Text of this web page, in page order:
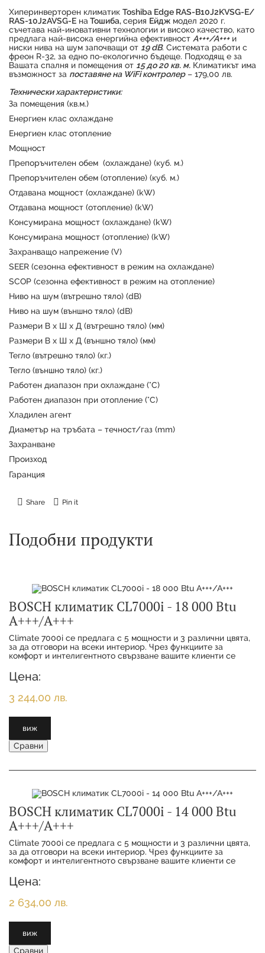
Продуктът е успешно добавен в количката
Хиперинверторен климатик Toshiba Edge RAS-B10J2KVSG-E/
RAS-10J2AVSG-E на Тошиба,серия Ейдж модел 2020 г.
съчетава най-иновативни технологии и високо качество, като
предлага най-висока енергийна ефективност А+++/А+++и
ниски нива на шум започващи от 19 dB. Системата работи с
фреон R-32, за едно по-екологично бъдеще. Подходящ е за
Вашата спалня и помещения от 15 до 20 кв. м. Климатикът има
възможност за поставяне на WiFi контролер– 179,00 лв.
Технически характеристики:
За помещения (кв.м.)
Енергиен клас охлаждане
Енергиен клас отопление
Мощност
Препоръчителен обем (охлаждане) (куб. м.)
Препоръчителен обем (отопление) (куб. м.)
Отдавана мощност (охлаждане) (kW)
Отдавана мощност (отопление) (kW)
Консумирана мощност (охлаждане) (kW)
Консумирана мощност (отопление) (kW)
Захранващо напрежение (V)
SEER (сезонна ефективност в режим на охлаждане)
SCOP (сезонна ефективност в режим на отопление)
Ниво на шум (вътрешно тяло) (dB)
Ниво на шум (външно тяло) (dB)
Размери В х Ш х Д (вътрешно тяло) (мм)
Размери В х Ш х Д (външно тяло) (мм)
Тегло (вътрешно тяло) (кг.)
Тегло (външно тяло) (кг.)
Работен диапазон при охлаждане (°C)
Работен диапазон при отопление (°C)
Хладилен агент
Диаметър на тръбата – течност/газ (mm)
Захранване
Произход
Гаранция
Share Pin it
Подобни продукти
BOSCH климатик CL7000i - 18 000 Btu
А+++/А+++
Climate 7000i се предлага с 5 мощности и 3 различни цвята,
за да отговори на всеки интериор. Чрез функциите за
комфорт и интелигентното свързване вашите клиенти се
Цена:
3 244,00 лв.
виж
Сравни
BOSCH климатик CL7000i - 14 000 Btu
А+++/А+++
Climate 7000i се предлага с 5 мощности и 3 различни цвята,
за да отговори на всеки интериор. Чрез функциите за
комфорт и интелигентното свързване вашите клиенти се
Цена:
2 634,00 лв.
виж
Сравни